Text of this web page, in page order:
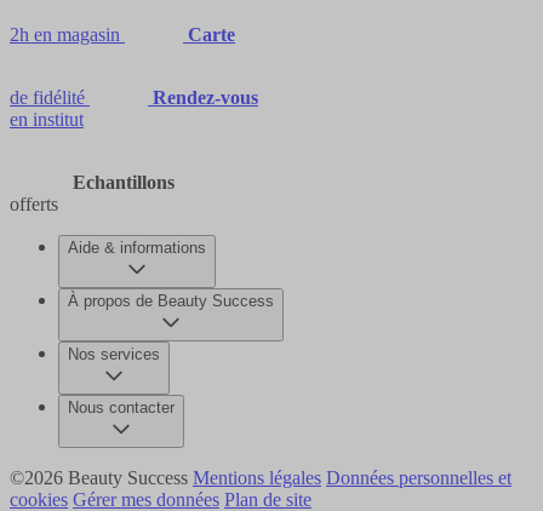
2h en magasin Carte
de fidélité
Rendez-vous
en institut
Echantillons
offerts
Aide & informations
À propos de Beauty Success
Nos services
Nous contacter
©2026 Beauty Success Mentions légales Données personnelles et
cookies Gérer mes données Plan de site